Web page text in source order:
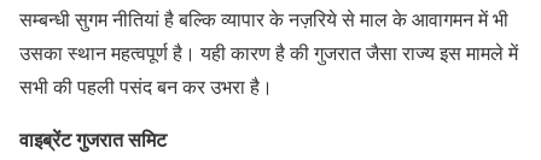
सम्बन्धी सुगम नीतियां है बल्कि व्यापार के नज़रिये से माल के आवागमन में भी
उसका स्थान महत्वपूर्ण है। यही कारण है की गुजरात जैसा राज्य इस मामले में
सभी की पहली पसंद बन कर उभरा है।
वाइब्रेंट गुजरात समिट